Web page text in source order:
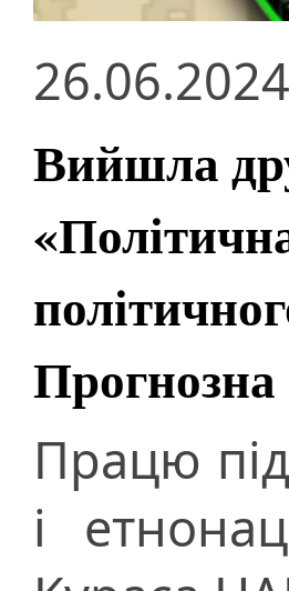
26.06.2024
Вийшла
Прогнозна
Працю
і